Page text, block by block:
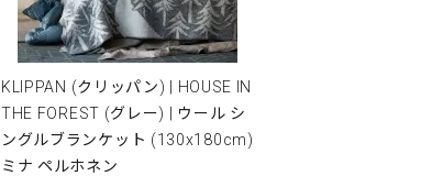
KLIPPAN (クリッパン) | HOUSE IN
THE FOREST (グレー) | ウール シ
ングルブランケット (130x180cm)
ミナ ペルホネン